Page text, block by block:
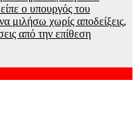
ο υπουργός του
μιλήσω χωρίς αποδείξεις,
από την επίθεση